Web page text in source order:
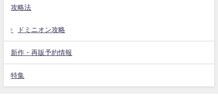
攻略法
ドミニオン攻略
新作・再販予約情報
特集